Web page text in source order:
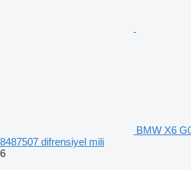
BMW X6
8487507 difrensiyel mili
6